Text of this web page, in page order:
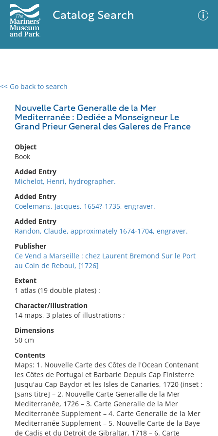
Catalog Search
<< Go back to search
Nouvelle Carte Generalle de la Mer
Mediterranée : Dediée a Monseigneur Le
Grand Prieur General des Galeres de France
Object
Book
Added Entry
Michelot, Henri, hydrographer.
Added Entry
Coelemans, Jacques, 1654?-1735, engraver.
Added Entry
Randon, Claude, approximately 1674-1704, engraver.
Publisher
Ce Vend a Marseille : chez Laurent Bremond Sur le Port
au Coin de Reboul, [1726]
Extent
1 atlas (19 double plates) :
Character/Illustration
14 maps, 3 plates of illustrations ;
Dimensions
50 cm
Contents
Maps: 1. Nouvelle Carte des Côtes de l'Ocean Contenant
les Côtes de Portugal et Barbarie Depuis Cap Finisterre
Jusqu'au Cap Baydor et les Isles de Canaries, 1720 (inset :
[sans titre] – 2. Nouvelle Carte Generalle de la Mer
Mediterranée, 1726 – 3. Carte Generalle de la Mer
Mediterranée Supplement – 4. Carte Generalle de la Mer
Mediterranée Supplement – 5. Nouvelle Carte de la Baye
de Cadis et du Detroit de Gibraltar, 1718 – 6. Carte
0 results